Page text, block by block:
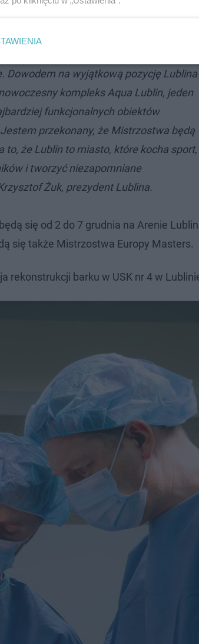
i potwierdzeniem, że jesteśmy
partnerem dla zawodów na
Dowodem na wyjątkową pozycję Lublina
kompleks Aqua Lublin, jeden
funkcjonalnych obiektów
przekonany, że Mistrzostwa będą
to, że Lublin to miasto, które kocha sport,
i tworzyć niezapomniane
Żuk, prezydent Lublina.
się od 2 do 7 grudnia na Arenie
się także Mistrzostwa Europy Masters.​
rekonstrukcji barku w USK nr 4 w